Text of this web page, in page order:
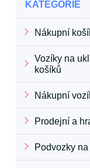
KATEGORIE
Nákupní
Vozíky na
košíků
Nákupní
Prodejní a
Podvozky